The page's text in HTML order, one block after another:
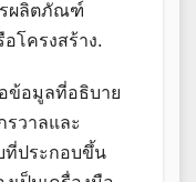
รผลิตภัณฑ์
โครงสร้าง.
ข้อมูลที่อธิบาย
รวาลและ
ที่ประกอบขึ้น